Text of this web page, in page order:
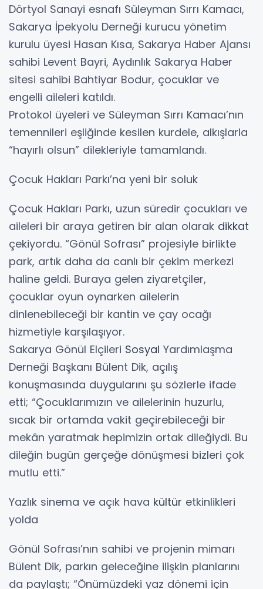
Dörtyol Sanayi esnafı Süleyman Sırrı Kamacı,
Sakarya İpekyolu Derneği kurucu yönetim
kurulu üyesi Hasan Kısa, Sakarya Haber Ajansı
sahibi Levent Bayri, Aydınlık Sakarya Haber
sitesi sahibi Bahtiyar Bodur, çocuklar ve
engelli aileleri katıldı.
Protokol üyeleri ve Süleyman Sırrı Kamacı’nın
temennileri eşliğinde kesilen kurdele, alkışlarla
“hayırlı olsun” dilekleriyle tamamlandı.
Çocuk Hakları Parkı’na yeni bir soluk
Çocuk Hakları Parkı, uzun süredir çocukları ve
aileleri bir araya getiren bir alan olarak dikkat
çekiyordu. “Gönül Sofrası” projesiyle birlikte
park, artık daha da canlı bir çekim merkezi
haline geldi. Buraya gelen ziyaretçiler,
çocuklar oyun oynarken ailelerin
dinlenebileceği bir kantin ve çay ocağı
hizmetiyle karşılaşıyor.
Sakarya Gönül Elçileri Sosyal Yardımlaşma
Derneği Başkanı Bülent Dik, açılış
konuşmasında duygularını şu sözlerle ifade
etti; “Çocuklarımızın ve ailelerinin huzurlu,
sıcak bir ortamda vakit geçirebileceği bir
mekân yaratmak hepimizin ortak dileğiydi. Bu
dileğin bugün gerçeğe dönüşmesi bizleri çok
mutlu etti.”
Yazlık sinema ve açık hava kültür etkinlikleri
yolda
Gönül Sofrası’nın sahibi ve projenin mimarı
Bülent Dik, parkın geleceğine ilişkin planlarını
da paylaştı; “Önümüzdeki yaz dönemi için